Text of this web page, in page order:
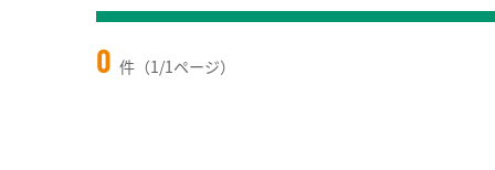
0 件（1/1ページ）